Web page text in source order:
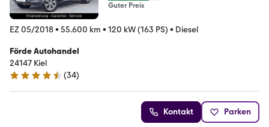
Guter Preis
EZ 05/2018• 55.600 km • 120 kW (163 PS) • Diesel
Förde Autohandel
24147 Kiel
4.6 Sterne
(34)
Kontakt Parken